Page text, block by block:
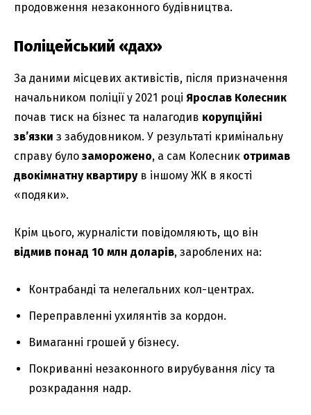
продовження незаконного будівництва.
Поліцейський «дах»
За даними місцевих активістів, після призначення
начальником поліції у 2021 році Ярослав Колесник
почав тиск на бізнес та налагодив корупційні
зв’язки з забудовником. У результаті кримінальну
справу булозаморожено, а сам Колесник отримав
двокімнатну квартирув іншому ЖК в якості
«подяки».
Крім цього, журналісти повідомляють, що він
відмив понад 10 млн доларів, зароблених на:
Контрабанді та нелегальних кол-центрах.
Переправленні ухилянтів за кордон.
Вимаганні грошей у бізнесу.
Покриванні незаконного вирубування лісу та
розкрадання надр.